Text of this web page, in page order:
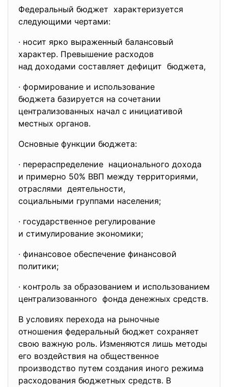
Федеральный бюджет характеризуется
следующими чертами:
· носит ярко выраженный балансовый
характер. Превышение расходов
над доходами составляет дефицит бюджета,
· формирование и использование
бюджета базируется на сочетании
централизованных начал с инициативой
местных органов.
Основные функции бюджета:
· перераспределение национального дохода
и примерно 50% ВВП между территориями,
отраслями деятельности,
социальными группами населения;
· государственное регулирование
и стимулирование экономики;
· финансовое обеспечение финансовой
политики;
· контроль за образованием и использованием
централизованного фонда денежных средств.
В условиях перехода на рыночные
отношения федеральный бюджет сохраняет
свою важную роль. Изменяются лишь методы
его воздействия на общественное
производство путем создания иного режима
расходования бюджетных средств. В